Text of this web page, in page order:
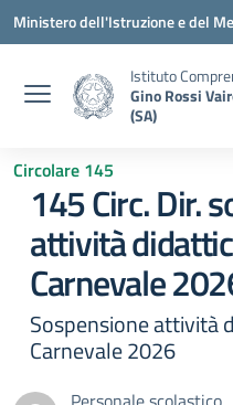
Vai ai contenuti
Vai al menu di navigazione
Vai al footer
Ministero dell'Istruzione e del
Istituto
Gino Rossi
(SA)
Circolare 145
145 Circ. Dir.
attività
Carnevale
Sospensione attività
Carnevale 2026